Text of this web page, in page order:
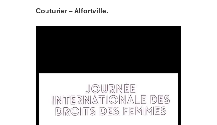
Couturier – Alfortville.